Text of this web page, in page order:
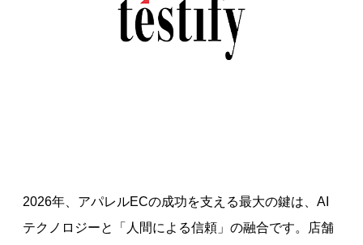
2026年、アパレルECの成功を支える最大の鍵は、AI
テクノロジーと「人間による信頼」の融合です。店舗